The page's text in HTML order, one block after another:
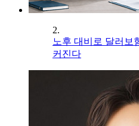
2.
노후 대비로 달러보
커진다